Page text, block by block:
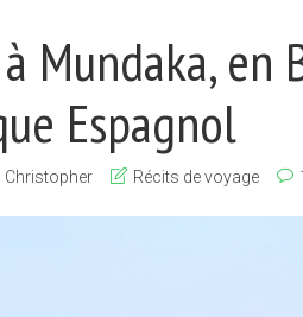
Mundaka, en
Espagnol
Christopher Récits de voyage